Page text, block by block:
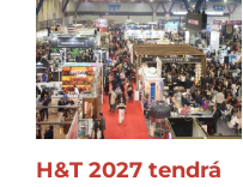
H&T 2027 tendrá